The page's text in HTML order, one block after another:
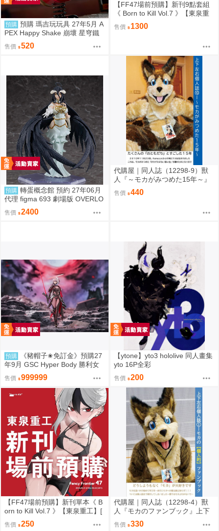
預購 預購 瑪吉玩玩具 27年5月 A
PEX Happy Shake 崩壞 星穹鐵
道 Q版搖搖樂 波提歐 1002
售價 520
【FF47場前預購】新刊9點套組
《 Born to Kill Vol.7 》【東泉重
工】[ 蔚藍檔案 ブルアカ / 鬼方佳
世子 カヨコ ]
售價 1300
預購 轉蛋概念館 預約 27年06月
代理 figma 693 劇場版 OVERLO
RD 聖王國篇 雅兒貝德 免訂金
售價 2400
代購屋｜同人誌（12298-9）獸
人『～モカがみつめた15年～』
上下左右 ふちなし印刷
售價 440
預購
《豬帽子✬免訂金》預購27
年9月 GSC Hyper Body 勝利女
神：妮姬 紅蓮：暗影 0913
售價 999999
【ytone】yto3 hololive 同人畫集
yto 16P全彩
售價 200
【FF47場前預購】新刊單本《 B
orn to Kill Vol.7 》【東泉重工】[
蔚藍檔案 ブルアカ / 鬼方佳世子
カヨコ ]
售價 250
代購屋｜同人誌（12298-4）獸
人『モカのファンブック』上下
左右 ふちなし印刷
售價 330